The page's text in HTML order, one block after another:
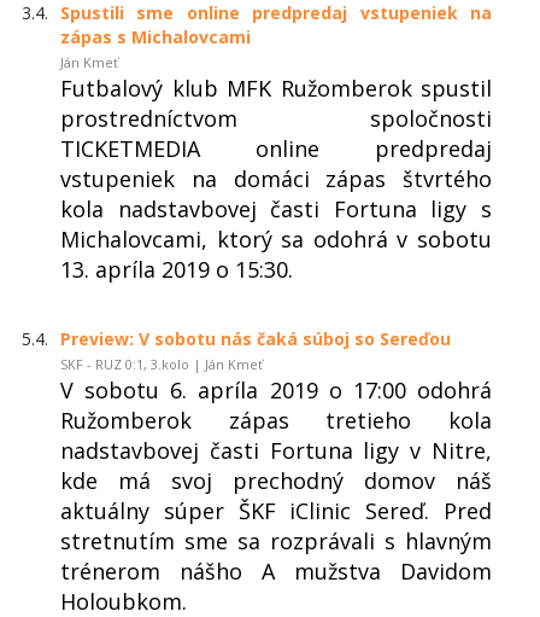
3.4.
Spustili sme online predpredaj vstupeniek na
zápas s Michalovcami
Ján Kmeť
Futbalový klub MFK Ružomberok spustil
prostredníctvom spoločnosti
TICKETMEDIA online predpredaj
vstupeniek na domáci zápas štvrtého
kola nadstavbovej časti Fortuna ligy s
Michalovcami, ktorý sa odohrá v sobotu
13. apríla 2019 o 15:30.
5.4. Preview: V sobotu nás čaká súboj so Sereďou
SKF - RUZ 0:1, 3.kolo | Ján Kmeť
V sobotu 6. apríla 2019 o 17:00 odohrá
Ružomberok zápas tretieho kola
nadstavbovej časti Fortuna ligy v Nitre,
kde má svoj prechodný domov náš
aktuálny súper ŠKF iClinic Sereď. Pred
stretnutím sme sa rozprávali s hlavným
trénerom nášho A mužstva Davidom
Holoubkom.